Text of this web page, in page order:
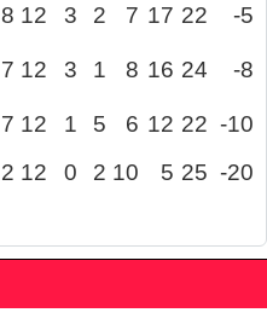
8 12 3 2 7 17 22 -5
7 12 3 1 8 16 24 -8
7 12 1 5 6 12 22 -10
2 12 0 2 10 5 25 -20